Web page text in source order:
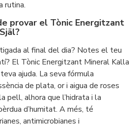
rutina.
provar el Tònic Energitzant
al final del dia? Notes el teu
El Tònic Energitzant Mineral Kalla
ajuda. La seva fórmula
de plata, or i aigua de roses
pell, alhora que l’hidrata i la
d’humitat. A més, té
antimicrobianes i